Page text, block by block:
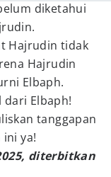
diketahui
Hajrudin tidak
Hajrudin
Elbaph.
dari Elbaph!
tanggapan
ya!
diterbitkan